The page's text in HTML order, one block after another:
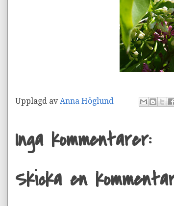
Upplagd av Anna Höglund
Inga kommentarer:
Skicka en